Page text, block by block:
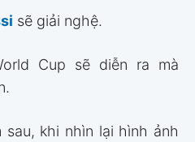
sẽ giải nghệ.
Cup sẽ diễn ra mà
sau, khi nhìn lại hình ảnh